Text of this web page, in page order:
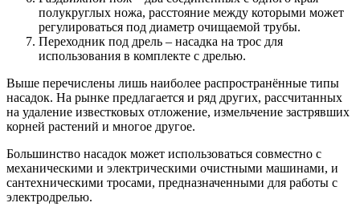
полукруглых ножа, расстояние между которыми может
регулироваться под диаметр очищаемой трубы.
Переходник под дрель – насадка на трос для
использования в комплекте с дрелью.
Выше перечислены лишь наиболее распространённые типы
насадок. На рынке предлагается и ряд других, рассчитанных
на удаление известковых отложение, измельчение застрявших
корней растений и многое другое.
Большинство насадок может использоваться совместно с
механическими и электрическими очистными машинами, и
сантехническими тросами, предназначенными для работы с
электродрелью.